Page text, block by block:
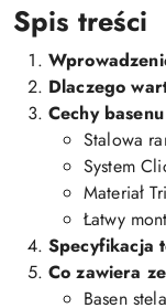
Spis treści
Dlaczego
Cechy
Stalowa
System
Materiał
Łatwy
Specyfikacja
Co zawiera
Basen